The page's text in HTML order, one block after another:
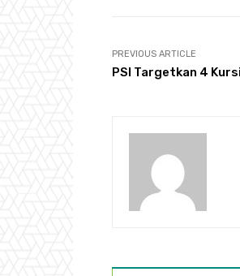
PREVIOUS ARTICLE
PSI Targetkan 4